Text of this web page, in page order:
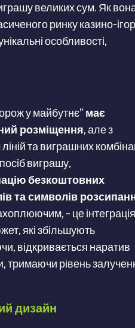
великих сум. Як
ринку казино-
особливості,
у майбутнє” має
розміщення, але з
та виграшних
виграшу,
безкоштовних
та символів
– це інтеграція
які збільшують
відкривається наратив
тримаючи рівень
дизайн